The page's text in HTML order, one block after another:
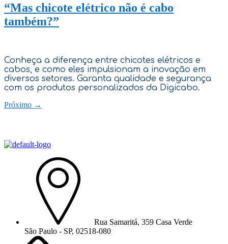
“Mas chicote elétrico não é cabo
também?”
Conheça a diferença entre chicotes elétricos e
cabos, e como eles impulsionam a inovação em
diversos setores. Garanta qualidade e segurança
com os produtos personalizados da Digicabo.
Próximo →
Rua Samaritá, 359 Casa Verde
São Paulo - SP, 02518-080